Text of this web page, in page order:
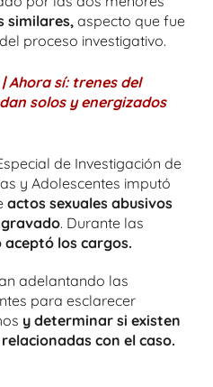
similares, aspecto que fue
proceso investigativo.
| Ahora sí: trenes del
solos y energizados
de Investigación de
y Adolescentes imputó
actos sexuales abusivos
. Durante las
aceptó los cargos.
adelantando las
para esclarecer
y determinar si existen
con el caso.